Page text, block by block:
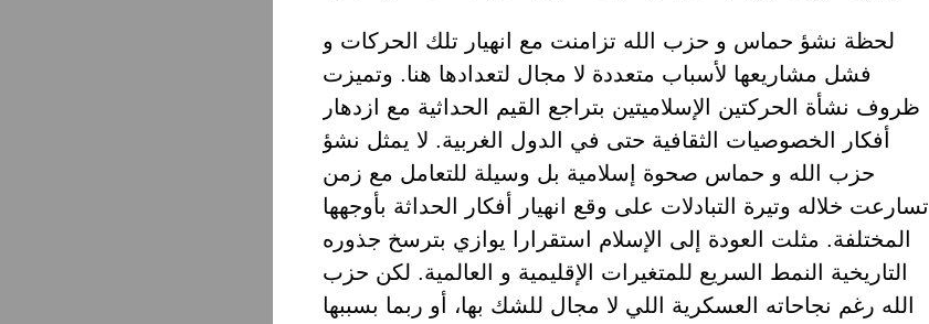
لحظة نشؤ حماس و حزب الله تزامنت مع انهيار تلك الحركات و
فشل مشاريعها لأسباب متعددة لا مجال لتعدادها هنا. وتميزت
ظروف نشأة الحركتين الإسلاميتين بتراجع القيم الحداثية مع ازدهار
أفكار الخصوصيات الثقافية حتى في الدول الغربية. لا يمثل نشؤ
حزب الله و حماس صحوة إسلامية بل وسيلة للتعامل مع زمن
تسارعت خلاله وتيرة التبادلات على وقع انهيار أفكار الحداثة بأوجهها
المختلفة. مثلت العودة إلى الإسلام استقرارا يوازي بترسخ جذوره
التاريخية النمط السريع للمتغيرات الإقليمية و العالمية. لكن حزب
الله رغم نجاحاته العسكرية اللي لا مجال للشك بها، أو ربما بسببها